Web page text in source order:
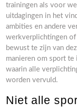
trainingen als voor
uitdagingen in het
ambities en andere
werkverplichtingen of
bewust te zijn van
manieren om sport te
waarin alle
worden vervuld.
Niet alle